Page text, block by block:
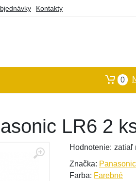
Kontakty
0
LR6 2
Hodnotenie: zatiaľ
Značka: Panasonic
Farba: Farebné